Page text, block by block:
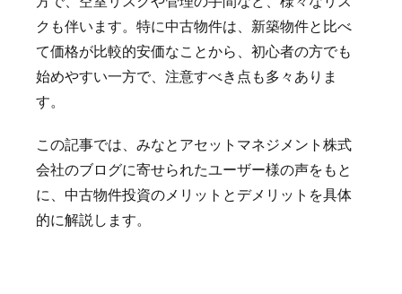
クも伴います。特に中古物件は、新築物件と比べ
て価格が比較的安価なことから、初心者の方でも
始めやすい一方で、注意すべき点も多々ありま
す。
この記事では、みなとアセットマネジメント株式
会社のブログに寄せられたユーザー様の声をもと
に、中古物件投資のメリットとデメリットを具体
的に解説します。